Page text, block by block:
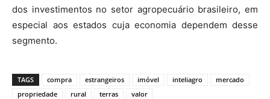
dos investimentos no setor agropecuário brasileiro, em
especial aos estados cuja economia dependem desse
segmento.
TAGS compra estrangeiros imóvel inteliagro
mercado
propriedade
rural terras valor